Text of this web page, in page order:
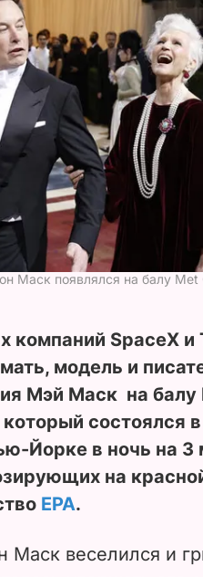
Маск появлялся на балу Met
компаний SpaceX и
модель и
Мэй Маск на балу
состоялся в
Йорке в ночь на 3
на
ЕРА.
Маск веселился и